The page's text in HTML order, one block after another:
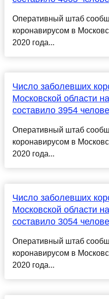
Оперативный штаб
коронавирусом в
2020 года...
Число заболевших
Московской области
составило 3954
Оперативный штаб
коронавирусом в
2020 года...
Число заболевших
Московской области
составило 3054
Оперативный штаб
коронавирусом в
2020 года...